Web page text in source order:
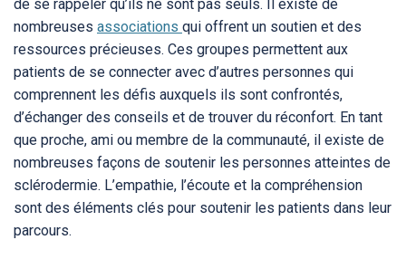
de se rappeler qu’ils ne sont pas seuls. Il existe de
nombreuses associations qui offrent un soutien et des
ressources précieuses. Ces groupes permettent aux
patients de se connecter avec d’autres personnes qui
comprennent les défis auxquels ils sont confrontés,
d’échanger des conseils et de trouver du réconfort. En tant
que proche, ami ou membre de la communauté, il existe de
nombreuses façons de soutenir les personnes atteintes de
sclérodermie. L’empathie, l’écoute et la compréhension
sont des éléments clés pour soutenir les patients dans leur
parcours.